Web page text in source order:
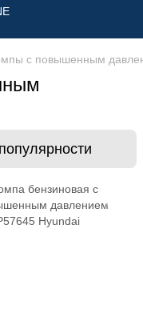
с повышенным